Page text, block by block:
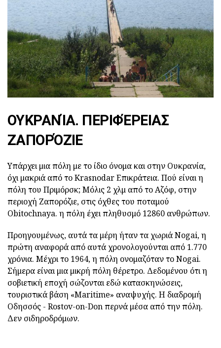
ΟΥΚΡΑΝΊΑ. ΠΕΡΙΦΈΡΕΙΑΣ
ΖΑΠΟΡΌΖΙΕ
Υπάρχει μια πόλη με το ίδιο όνομα και στην Ουκρανία,
όχι μακριά από το Krasnodar Επικράτεια. Πού είναι η
πόλη του Πριμόρσκ; Μόλις 2 χλμ από το Αζόφ, στην
περιοχή Ζαπορόζιε, στις όχθες του ποταμού
Obitochnaya. η πόλη έχει πληθυσμό 12860 ανθρώπων.
Προηγουμένως, αυτά τα μέρη ήταν τα χωριά Nogai, η
πρώτη αναφορά από αυτά χρονολογούνται από 1.770
χρόνια. Μέχρι το 1964, η πόλη ονομαζόταν το Nogai.
Σήμερα είναι μια μικρή πόλη θέρετρο. Δεδομένου ότι η
σοβιετική εποχή σώζονται εδώ κατασκηνώσεις,
τουριστικά βάση «Maritime» αναψυχής. Η διαδρομή
Οδησσός - Rostov-on-Don περνά μέσα από την πόλη.
Δεν σιδηροδρόμων.